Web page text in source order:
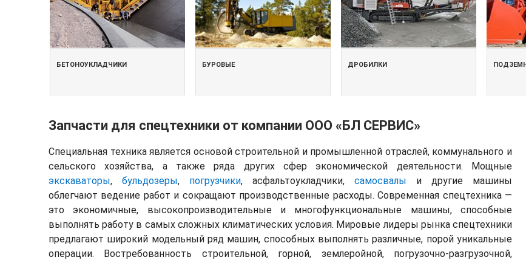
БЕТОНОУКЛАДЧИКИ БУРОВЫЕ ДРОБИЛКИ
Запчасти для спецтехники от компании ООО «БЛ СЕРВИС»
Специальная техника является основой строительной и промышленной отраслей, коммунального и
сельского хозяйства, а также ряда других сфер экономической деятельности. Мощные
экскаваторы, бульдозеры, погрузчики, асфальтоукладчики, самосвалы и другие машины
облегчают ведение работ и сокращают производственные расходы. Современная спецтехника —
это экономичные, высокопроизводительные и многофункциональные машины, способные
выполнять работу в самых сложных климатических условия. Мировые лидеры рынка спецтехники
предлагают широкий модельный ряд машин, способных выполнять различные, порой уникальные
операции. Востребованность строительной, горной, землеройной, погрузочно-разгрузочной,